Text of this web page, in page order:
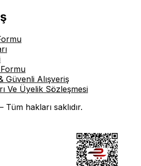
Güvenli Alışveriş
Ve Üyelik Sözleşmesi
hakları saklıdır.